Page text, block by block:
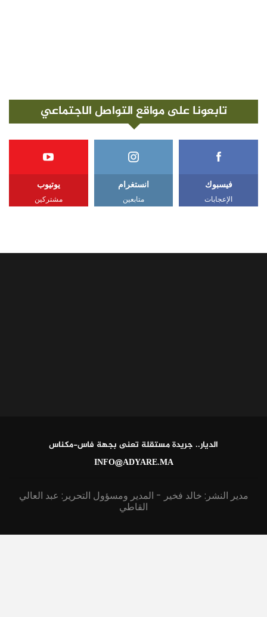
تابعونا على مواقع التواصل الاجتماعي
فيسبوك
الإعجابات
انستغرام
متابعين
يوتيوب
مشتركين
الديار.. جريدة مستقلة تعنى بجهة فاس-مكناس
INFO@ADYARE.MA
مدير النشر: خالد فخير - المدير ومسؤول التحرير: عبد العالي
القاطي